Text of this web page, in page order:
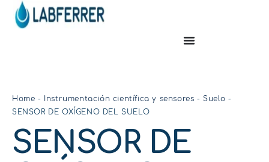
Home - Instrumentación científica y sensores - Suelo -
SENSOR DE OXÍGENO DEL SUELO
SENSOR DE